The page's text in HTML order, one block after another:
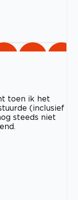
toen ik het
(inclusief
steeds niet